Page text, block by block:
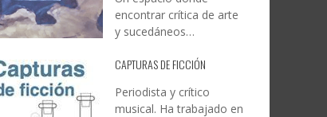
encontrar crítica de arte
y sucedáneos…
CAPTURAS DE FICCIÓN
Periodista y crítico
musical. Ha trabajado en